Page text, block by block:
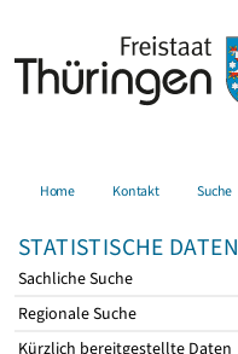
Home Kontakt Suche
STATISTISCHE DATEN
Sachliche Suche
Regionale Suche
Kürzlich bereitgestellte Daten